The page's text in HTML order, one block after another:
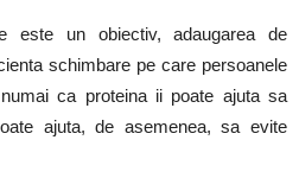
este un obiectiv, adaugarea de
schimbare pe care persoanele
ca proteina ii poate ajuta sa
ajuta, de asemenea, sa evite